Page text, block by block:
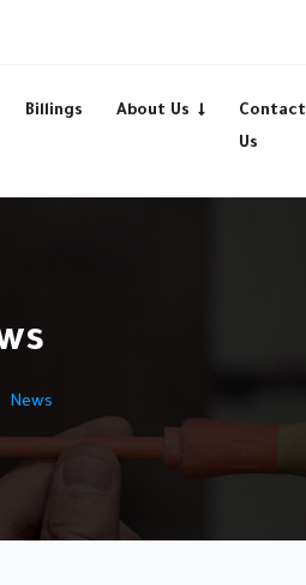
Billings About Us
Contact
Us
News